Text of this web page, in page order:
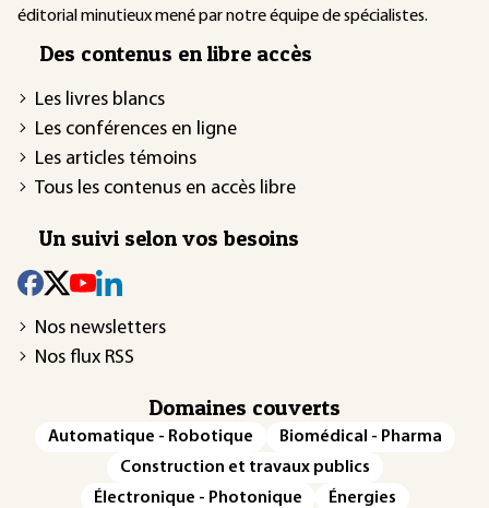
éditorial minutieux mené par notre équipe de spécialistes.
Des contenus en libre accès
Les livres blancs
Les conférences en ligne
Les articles témoins
Tous les contenus en accès libre
Un suivi selon vos besoins
Nos newsletters
Nos flux RSS
Domaines couverts
Automatique - Robotique
Biomédical - Pharma
Construction et travaux publics
Électronique - Photonique
Énergies